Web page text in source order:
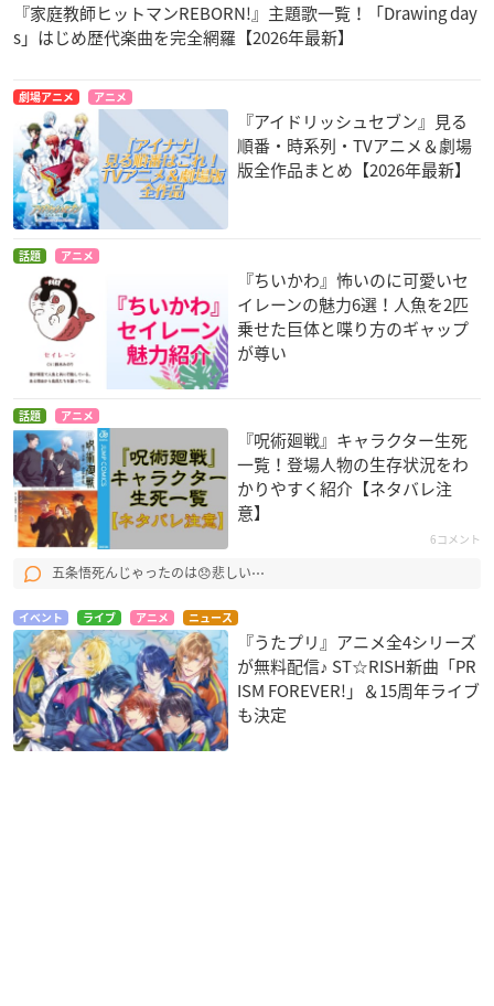
『家庭教師ヒットマンREBORN!』主題歌一覧！「Drawing day
s」はじめ歴代楽曲を完全網羅【2026年最新】
劇場アニメ アニメ
『アイドリッシュセブン』見る
順番・時系列・TVアニメ＆劇場
版全作品まとめ【2026年最新】
話題 アニメ
『ちいかわ』怖いのに可愛いセ
イレーンの魅力6選！人魚を2匹
乗せた巨体と喋り方のギャップ
が尊い
話題 アニメ
『呪術廻戦』キャラクター生死
一覧！登場人物の生存状況をわ
かりやすく紹介【ネタバレ注
意】
6コメント
五条悟死んじゃったのは😞悲しい⋯
イベント ライブ アニメ ニュース
『うたプリ』アニメ全4シリーズ
が無料配信♪ ST☆RISH新曲「PR
ISM FOREVER!」＆15周年ライブ
も決定